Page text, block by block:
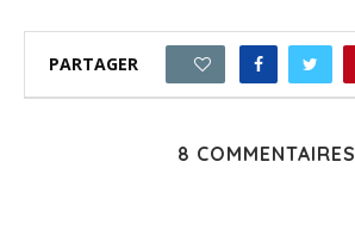
PARTAGER
8 COMMENTAIRES